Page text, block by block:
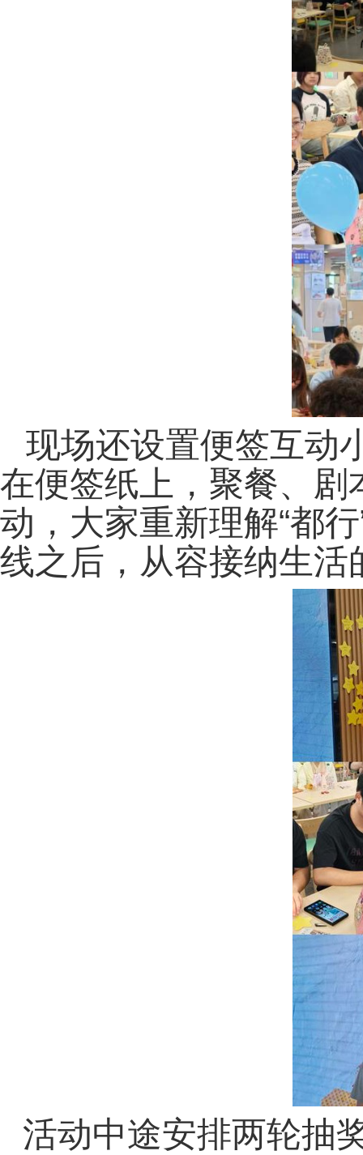
现场还设置便签互动
在便签纸上，聚餐、
动，大家重新理解“都
线之后，从容接纳生活
活动中途安排两轮抽